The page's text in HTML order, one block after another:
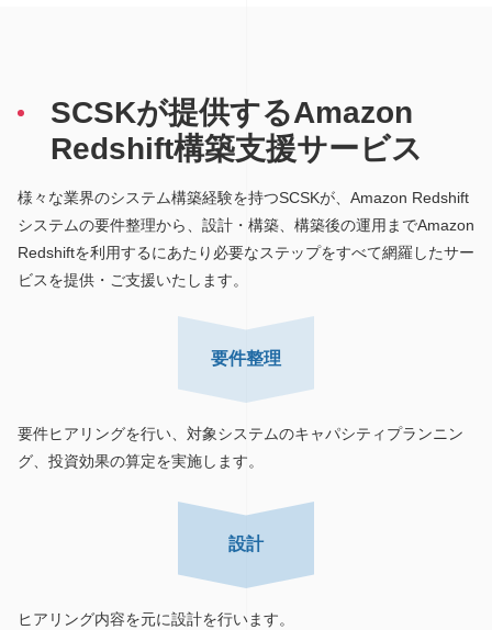
SCSKが提供するAmazon
Redshift構築支援サービス
様々な業界のシステム構築経験を持つSCSKが、Amazon Redshift
システムの要件整理から、設計・構築、構築後の運用までAmazon
Redshiftを利用するにあたり必要なステップをすべて網羅したサー
ビスを提供・ご支援いたします。
要件整理
要件ヒアリングを行い、対象システムのキャパシティプランニン
グ、投資効果の算定を実施します。
設計
ヒアリング内容を元に設計を行います。